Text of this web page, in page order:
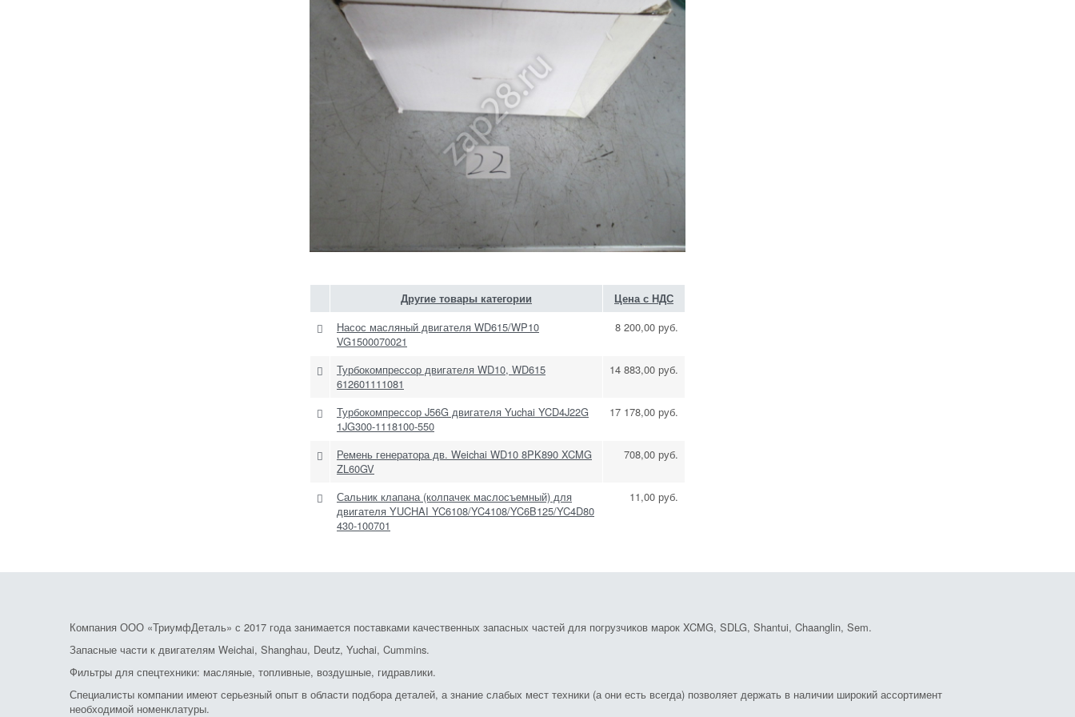
Другие товары категории Цена с НДС
Насос масляный двигателя WD615/WP10
VG1500070021
8 200,00 руб.
Турбокомпрессор двигателя WD10, WD615
612601111081
14 883,00 руб.
Турбокомпрессор J56G двигателя Yuchai YCD4J22G
1JG300-1118100-550
17 178,00 руб.
Ремень генератора дв. Weichai WD10 8PK890 XCMG
ZL60GV
708,00 руб.
Сальник клапана (колпачек маслосъемный) для
двигателя YUCHAI YC6108/YC4108/YC6B125/YC4D80
430-100701
11,00 руб.
Компания ООО «ТриумфДеталь» с 2017 года занимается поставками качественных запасных частей для погрузчиков марок XCMG, SDLG, Shantui, Chaanglin, Sem.
Запасные части к двигателям Weichai, Shanghau, Deutz, Yuchai, Cummins.
Фильтры для спецтехники: масляные, топливные, воздушные, гидравлики.
Специалисты компании имеют серьезный опыт в области подбора деталей, а знание слабых мест техники (а они есть всегда) позволяет держать в наличии широкий ассортимент
необходимой номенклатуры.